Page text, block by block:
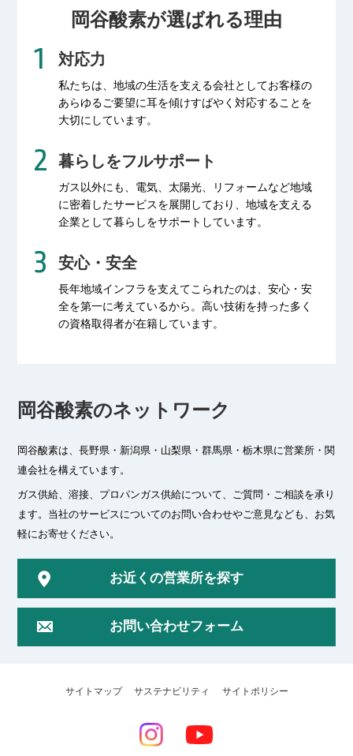
岡谷酸素が選ばれる理由
対応力
私たちは、地域の生活を支える会社としてお客様の
あらゆるご要望に耳を傾けすばやく対応することを
大切にしています。
暮らしをフルサポート
ガス以外にも、電気、太陽光、リフォームなど地域
に密着したサービスを展開しており、地域を支える
企業として暮らしをサポートしています。
安心・安全
長年地域インフラを支えてこられたのは、安心・安
全を第一に考えているから。高い技術を持った多く
の資格取得者が在籍しています。
岡谷酸素のネットワーク
岡谷酸素は、長野県・新潟県・山梨県・群馬県・栃木県に営業所・関
連会社を構えています。
ガス供給、溶接、プロパンガス供給について、ご質問・ご相談を承り
ます。 当社のサービスについてのお問い合わせやご意見なども、お気
軽にお寄せください。
お近くの営業所を探す
お問い合わせフォーム
サイトマップ サステナビリティ サイトポリシー